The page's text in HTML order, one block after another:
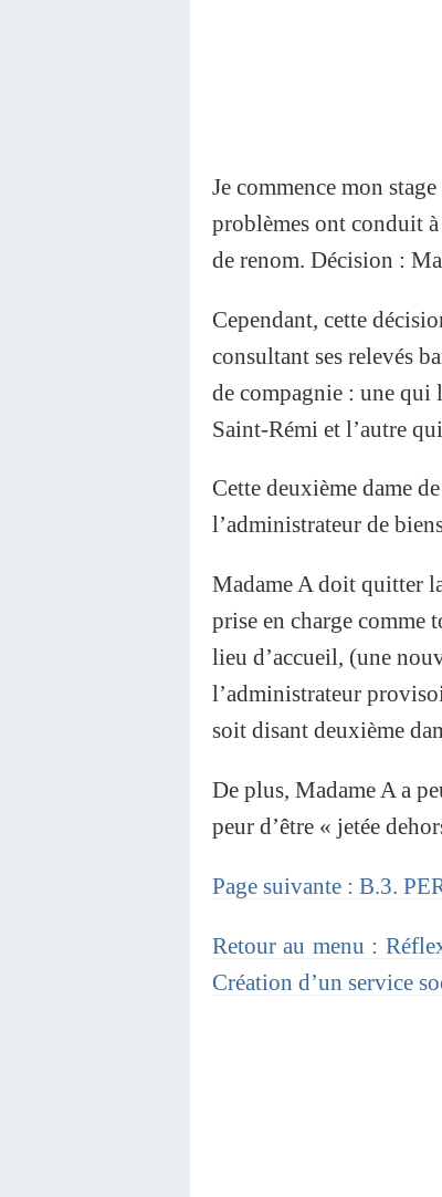
Je commence mon
problèmes ont conduit
de renom. Décision :
Cependant, cette
consultant ses relevés
de compagnie : une qui
Saint-Rémi et l’autre
Cette deuxième dame
l’administrateur de
Madame A doit quitter
prise en charge comme
lieu d’accueil, (une
l’administrateur
soit disant deuxième
De plus, Madame A a
peur d’être « jetée
Page suivante : B.3.
Retour au menu :
Création d’un service